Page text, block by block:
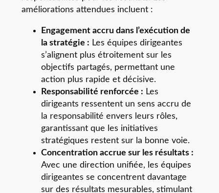
améliorations attendues incluent :
Engagement accru dans l’exécution de
la stratégie : Les équipes dirigeantes
s’alignent plus étroitement sur les
objectifs partagés, permettant une
action plus rapide et décisive.
Responsabilité renforcée : Les
dirigeants ressentent un sens accru de
la responsabilité envers leurs rôles,
garantissant que les initiatives
stratégiques restent sur la bonne voie.
Concentration accrue sur les résultats :
Avec une direction unifiée, les équipes
dirigeantes se concentrent davantage
sur des résultats mesurables, stimulant